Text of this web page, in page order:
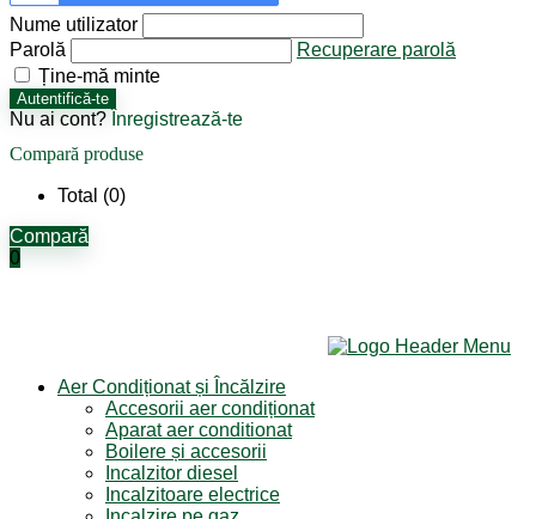
Nume utilizator
Parolă
Recuperare parolă
Ține-mă minte
Autentifică-te
Nu ai cont? Înregistrează-te
Compară produse
Total (0)
Compară
0
Aer Condiționat și Încălzire
Accesorii aer condiționat
Aparat aer conditionat
Boilere și accesorii
Incalzitor diesel
Incalzitoare electrice